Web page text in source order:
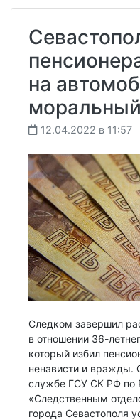
на
12.04.2022 в 11:57
Следком завершил
в отношении 36-
который избил
ненависти и вражды.
службе ГСУ СК РФ по
«Следственным
города Севастополя